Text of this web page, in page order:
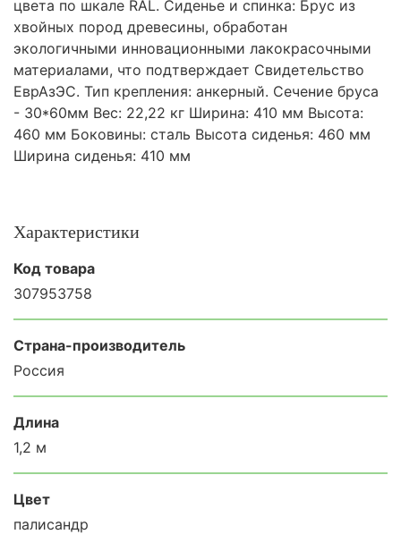
цвета по шкале RAL. Сиденье и спинка: Брус из
хвойных пород древесины, обработан
экологичными инновационными лакокрасочными
материалами, что подтверждает Свидетельство
ЕврАзЭС. Тип крепления: анкерный. Сечение бруса
- 30*60мм Вес: 22,22 кг Ширина: 410 мм Высота:
460 мм Боковины: сталь Высота сиденья: 460 мм
Ширина сиденья: 410 мм
Характеристики
Код товара
307953758
Страна-производитель
Россия
Длина
1,2 м
Цвет
палисандр